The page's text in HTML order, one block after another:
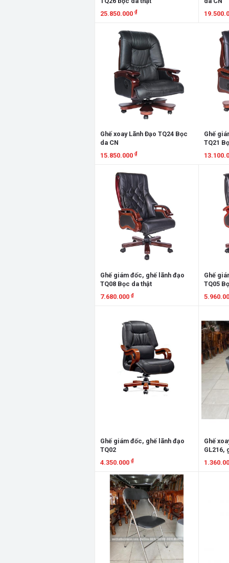
25.850.000 ₫
Xem chi tiết Xem
Ghế xoay Lãnh Đạo TQ24 Bọc
da CN
15.850.000 ₫
Xem chi tiết
Ghế
TQ21
Ghế giám đốc, ghế lãnh đạo
TQ08 Bọc da thật
7.680.000 ₫
Ghế
TQ05
Ghế giám đốc, ghế lãnh đạo
TQ02
4.350.000 ₫
Xem chi tiết
Ghế
GL216,
lưng